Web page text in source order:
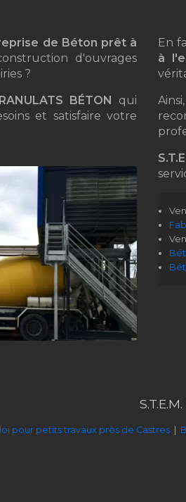
de Béton prêt à
d'ouvrages
?
BÉTON
qui
et satisfaire votre
En
à
pour petits travaux près de Castres|